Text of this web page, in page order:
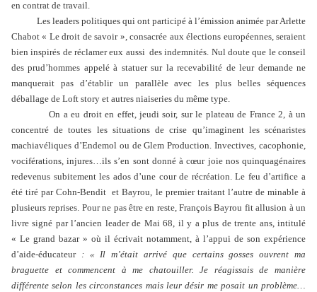
en contrat de travail.
Les leaders politiques qui ont participé à l’émission animée par Arlette
Chabot « Le droit de savoir », consacrée aux élections européennes, seraient
bien inspirés de réclamer eux aussi des indemnités. Nul doute que le conseil
des prud’hommes appelé à statuer sur la recevabilité de leur demande ne
manquerait pas d’établir un parallèle avec les plus belles séquences
déballage de Loft story et autres niaiseries du même type.
On a eu droit en effet, jeudi soir, sur le plateau de France 2, à un
concentré de toutes les situations de crise qu’imaginent les scénaristes
machiavéliques d’Endemol ou de Glem Production. Invectives, cacophonie,
vociférations, injures…ils s’en sont donné à cœur joie nos quinquagénaires
redevenus subitement les ados d’une cour de récréation. Le feu d’artifice a
été tiré par Cohn-Bendit et Bayrou, le premier traitant l’autre de minable à
plusieurs reprises. Pour ne pas être en reste, François Bayrou fit allusion à un
livre signé par l’ancien leader de Mai 68, il y a plus de trente ans, intitulé
« Le grand bazar » où il écrivait notamment, à l’appui de son expérience
d’aide-éducateur : « Il m’était arrivé que certains gosses ouvrent ma
braguette et commencent à me chatouiller. Je réagissais de manière
différente selon les circonstances mais leur désir me posait un problème…